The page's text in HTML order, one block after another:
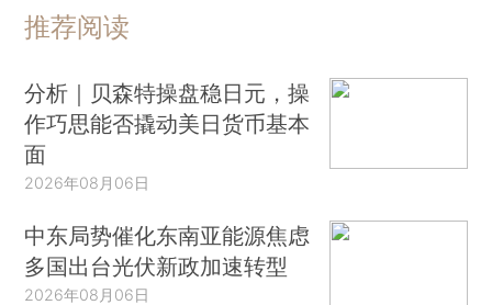
推荐阅读
分析｜贝森特操盘稳日元，操
作巧思能否撬动美日货币基本
面
2026年08月06日
中东局势催化东南亚能源焦虑
多国出台光伏新政加速转型
2026年08月06日